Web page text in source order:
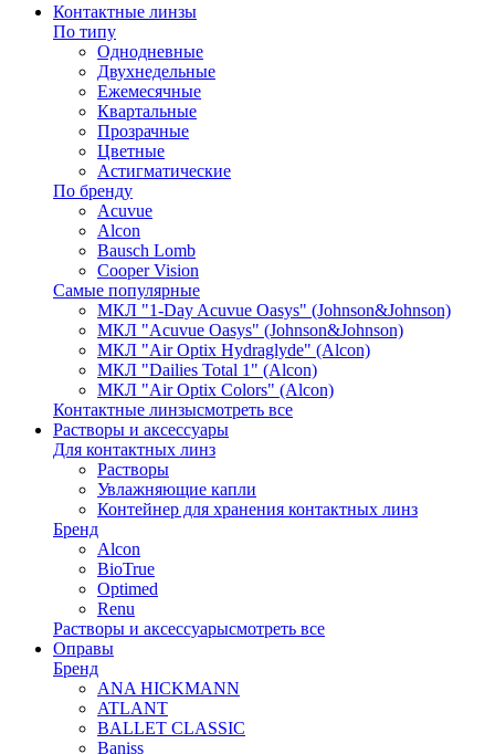
Контактные линзы
По типу
Однодневные
Двухнедельные
Ежемесячные
Квартальные
Прозрачные
Цветные
Астигматические
По бренду
Acuvue
Alcon
Bausch Lomb
Cooper Vision
Самые популярные
МКЛ "1-Day Acuvue Oasys" (Johnson&Johnson)
МКЛ "Acuvue Oasys" (Johnson&Johnson)
МКЛ "Air Optix Hydraglyde" (Alcon)
МКЛ "Dailies Total 1" (Alcon)
МКЛ "Air Optix Colors" (Alcon)
Контактные линзысмотреть все
Растворы и аксессуары
Для контактных линз
Растворы
Увлажняющие капли
Контейнер для хранения контактных линз
Бренд
Alcon
BioTrue
Optimed
Renu
Растворы и аксессуарысмотреть все
Оправы
Бренд
ANA HICKMANN
ATLANT
BALLET CLASSIC
Baniss